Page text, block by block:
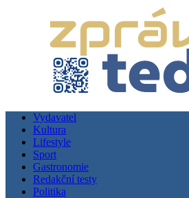
Vydavatel
Kultura
Lifestyle
Sport
Gastronomie
Redakční testy
Politika